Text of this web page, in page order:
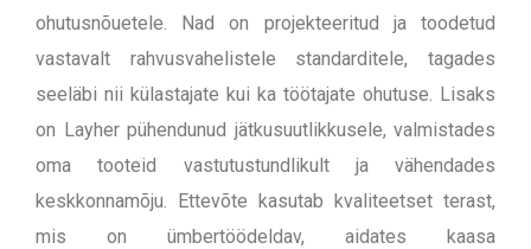
ohutusnõuetele. Nad on projekteeritud ja toodetud
vastavalt rahvusvahelistele standarditele, tagades
seeläbi nii külastajate kui ka töötajate ohutuse. Lisaks
on Layher pühendunud jätkusuutlikkusele, valmistades
oma tooteid vastutustundlikult ja vähendades
keskkonnamõju. Ettevõte kasutab kvaliteetset terast,
mis on ümbertöödeldav, aidates kaasa